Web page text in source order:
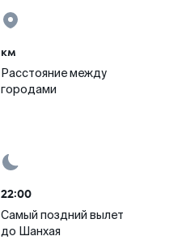
км
Расстояние между
городами
22:00
Самый поздний вылет
до Шанхая